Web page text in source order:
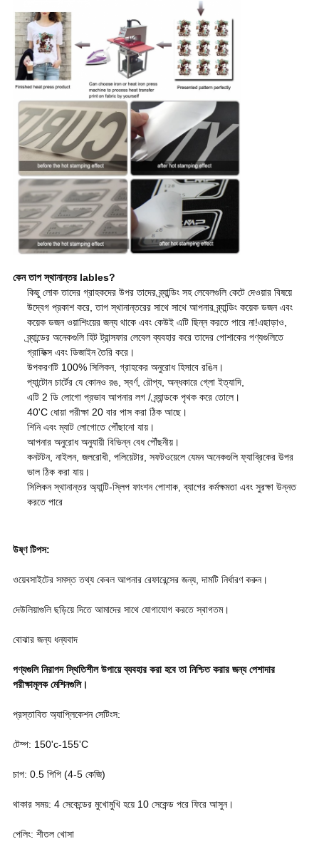
কেন তাপ স্থানান্তর lables?
কিছু লোক তাদের গ্রাহকদের উপর তাদের ব্র্যান্ডিং সহ লেবেলগুলি কেটে দেওয়ার বিষয়ে
উদ্বেগ প্রকাশ করে, তাপ স্থানান্তরের সাথে সাথে আপনার ব্র্যান্ডিং কয়েক ডজন এবং
কয়েক ডজন ওয়াশিংয়ের জন্য থাকে এবং কেউই এটি ছিন্ন করতে পারে না!এছাড়াও,
ব্র্যান্ডের অনেকগুলি হিট ট্রান্সফার লেবেল ব্যবহার করে তাদের পোশাকের পণ্যগুলিতে
গ্রাফিক্স এবং ডিজাইন তৈরি করে।
উপকরণটি 100% সিলিকন, গ্রাহকের অনুরোধ হিসাবে রঙিন।
প্যান্টোন চার্টের যে কোনও রঙ, স্বর্ণ, রৌপ্য, অন্ধকারে গ্লো ইত্যাদি,
এটি 2 ডি লোগো প্রভাব আপনার লগ / ব্র্যান্ডকে পৃথক করে তোলে।
40'C ধোয়া পরীক্ষা 20 বার পাস করা ঠিক আছে।
শিনি এবং ম্যাট লোগোতে পৌঁছানো যায়।
আপনার অনুরোধ অনুযায়ী বিভিন্ন বেধ পৌঁছনীয়।
কনটটন, নাইলন, জলরোধী, পলিয়েটার, সফটওয়েলে যেমন অনেকগুলি ফ্যাব্রিকের উপর
ভাল ঠিক করা যায়।
সিলিকন স্থানান্তর অ্যান্টি-স্লিপ ফাংশন পোশাক, ব্যাগের কর্মক্ষমতা এবং সুরক্ষা উন্নত
করতে পারে
উষ্ণ টিপস:
ওয়েবসাইটের সমস্ত তথ্য কেবল আপনার রেফারেন্সের জন্য, দামটি নির্ধারণ করুন।
দেউলিয়াগুলি ছড়িয়ে দিতে আমাদের সাথে যোগাযোগ করতে স্বাগতম।
বোঝার জন্য ধন্যবাদ
পণ্যগুলি নিরাপদ স্থিতিশীল উপায়ে ব্যবহার করা হবে তা নিশ্চিত করার জন্য পেশাদার
পরীক্ষামূলক মেশিনগুলি।
প্রস্তাবিত অ্যাপ্লিকেশন সেটিংস:
টেম্প: 150'c-155'C
চাপ: 0.5 পিপি (4-5 কেজি)
থাকার সময়: 4 সেকেন্ডের মুখোমুখি হয়ে 10 সেকেন্ড পরে ফিরে আসুন।
পেলিং: শীতল খোসা